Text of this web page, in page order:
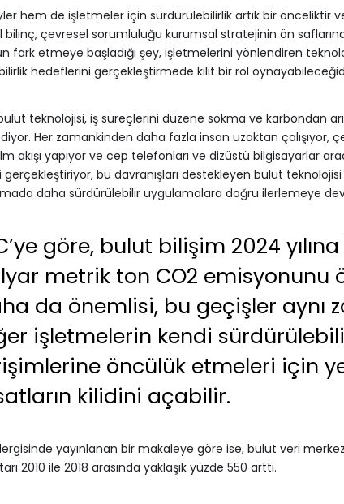
hem de işletmeler için sürdürülebilirlik artık bir önceliktir
çevresel sorumluluğu kurumsal stratejinin ön saflarına
fark etmeye başladığı şey, işletmelerini yönlendiren
hedeflerini gerçekleştirmede kilit bir rol
teknolojisi, iş süreçlerini düzene sokma ve karbondan
Her zamankinden daha fazla insan uzaktan çalışıyor,
akışı yapıyor ve cep telefonları ve dizüstü bilgisayarlar
gerçekleştiriyor, bu davranışları destekleyen bulut
daha sürdürülebilir uygulamalara doğru ilerlemeye
göre, bulut bilişim 2024
metrik ton CO2 emisyonunu
da önemlisi, bu geçişler aynı
işletmelerin kendi
öncülük etmeleri için
kilidini açabilir.
yayınlanan bir makaleye göre ise, bulut veri
2010 ile 2018 arasında yaklaşık yüzde 550 arttı.